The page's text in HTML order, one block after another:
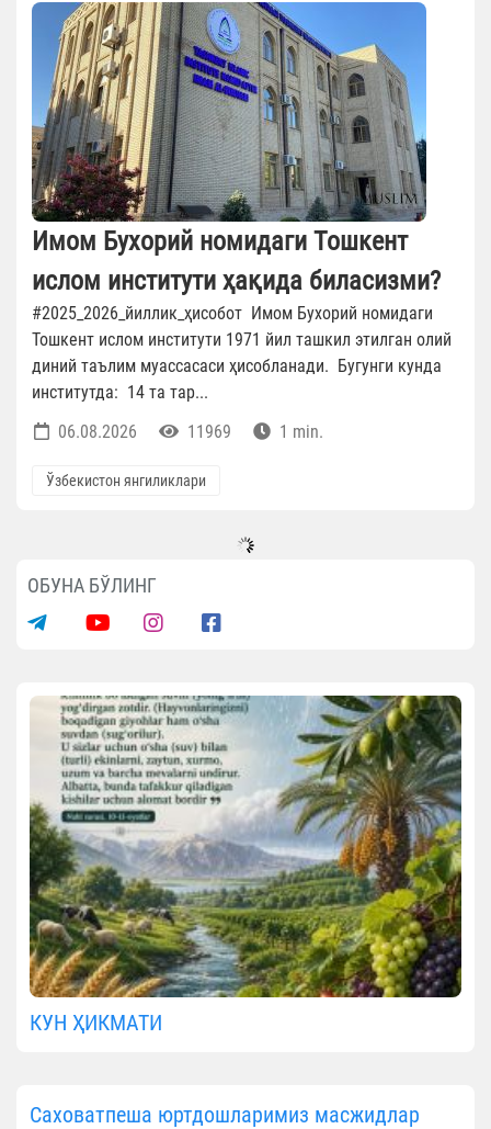
Имом Бухорий номидаги Тошкент
ислом институти ҳақида биласизми?
#2025_2026_йиллик_ҳисобот Имом Бухорий номидаги
Тошкент ислом институти 1971 йил ташкил этилган олий
диний таълим муассасаси ҳисобланади. Бугунги кунда
институтда: 14 та тар...
06.08.2026
11969 1 min.
Ўзбекистон янгиликлари
ОБУНА БЎЛИНГ
КУН ҲИКМАТИ
Саховатпеша юртдошларимиз масжидлар